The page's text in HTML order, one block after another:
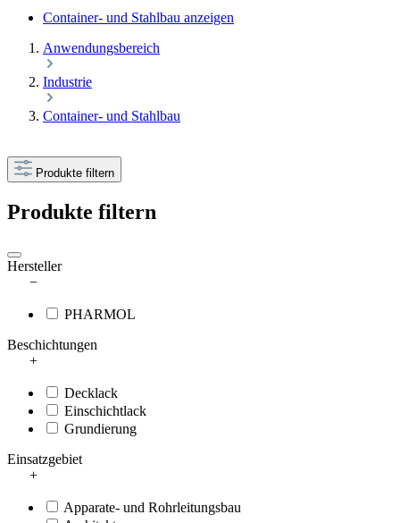
Container- und Stahlbau anzeigen
Anwendungsbereich
Industrie
Container- und Stahlbau
Produkte filtern
Produkte filtern
Hersteller
−
PHARMOL
Beschichtungen
+
Decklack
Einschichtlack
Grundierung
Einsatzgebiet
+
Apparate- und Rohrleitungsbau